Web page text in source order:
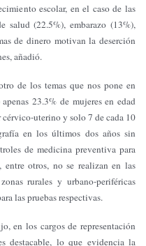
escolar, en el caso de las
salud (22.5%), embarazo (13%),
de dinero motivan la deserción
añadió.
de los temas que nos pone en
23.3% de mujeres en edad
uterino y solo 7 de cada 10
en los últimos dos años sin
de medicina preventiva para
entre otros, no se realizan en las
rurales y urbano-periféricas
las pruebas respectivas.
en los cargos de representación
destacable, lo que evidencia la